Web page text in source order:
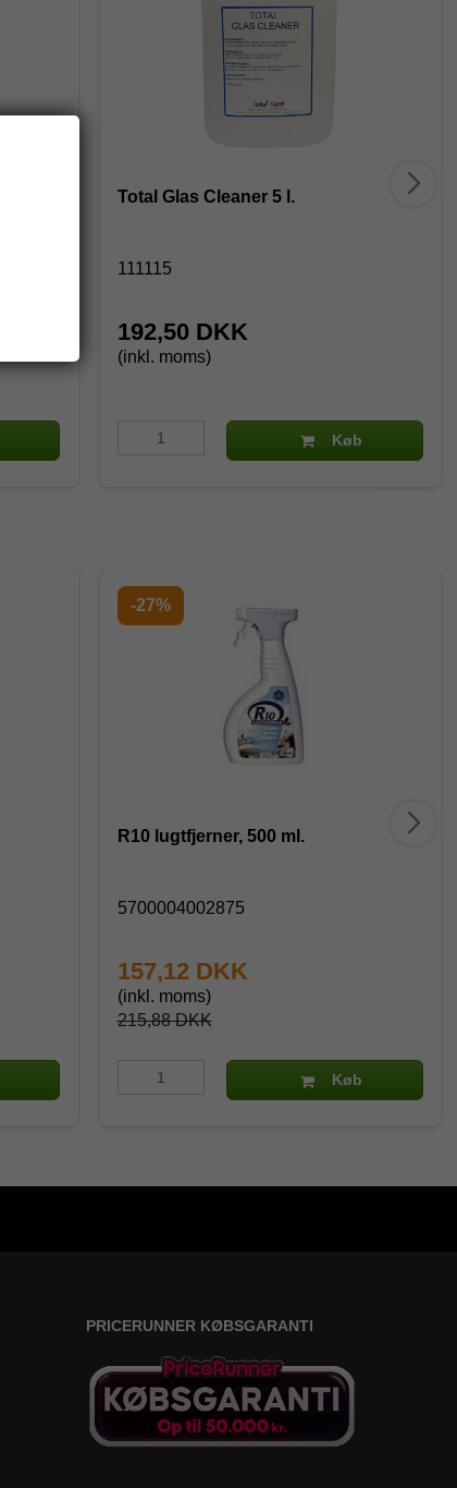
Total Glas Cleaner 5 l.
111115
192,50 DKK
(inkl. moms)
Køb
-27%
R10 lugtfjerner, 500 ml.
5700004002875
215,88 DKK
157,12 DKK
(inkl. moms)
Køb
PRICERUNNER KØBSGARANTI